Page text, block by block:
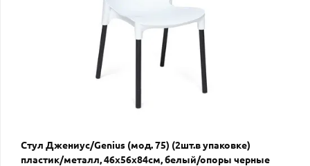
Стул Джениус/Genius (мод. 75) (2шт.в упаковке)
пластик/металл, 46x56x84cм, белый/опоры черные